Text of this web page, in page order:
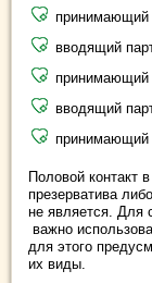
принимающий
вводящий
принимающий
вводящий
принимающий
Половой контакт
презерватива
не является. Для
важно
для этого
их виды.